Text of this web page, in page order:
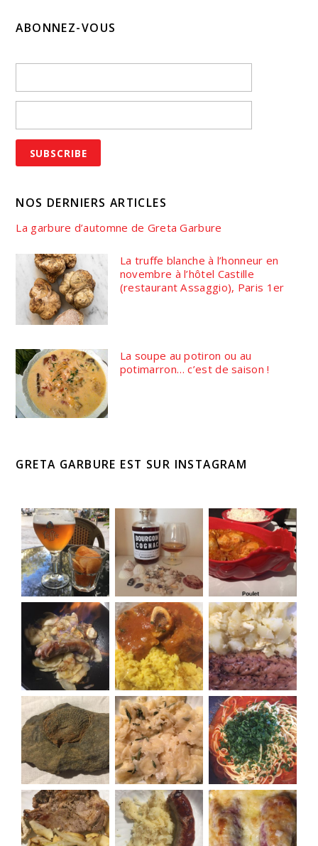
ABONNEZ-VOUS
NOS DERNIERS ARTICLES
La garbure d’automne de Greta Garbure
La truffe blanche à l’honneur en
novembre à l’hôtel Castille
(restaurant Assaggio), Paris 1er
La soupe au potiron ou au
potimarron… c’est de saison !
GRETA GARBURE EST SUR INSTAGRAM